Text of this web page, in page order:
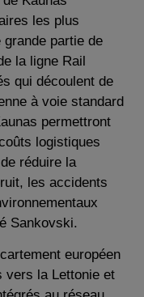
les plus
partie de
la ligne Rail
qui découlent de
à voie standard
permettront
logistiques
réduire la
les accidents
Sankovski.
européen
vers la Lettonie et